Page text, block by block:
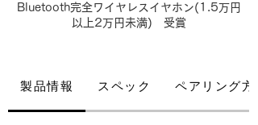
Bluetooth完全ワイヤレスイヤホン(1.5万円
以上2万円未満) 受賞
製品情報 スペック ペアリング方